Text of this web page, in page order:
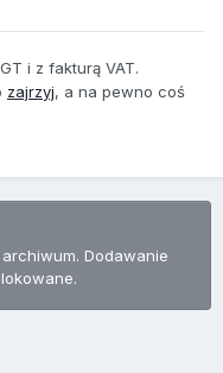
i z fakturą VAT.
zajrzyj, a na pewno coś
Dodawanie